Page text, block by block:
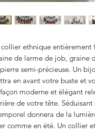
ethnique entièrement
de larme de job, graine
semi-précieuse. Un
en avant votre buste et
moderne et élégant
de votre tête.
donnera de la
comme en été. Un collier